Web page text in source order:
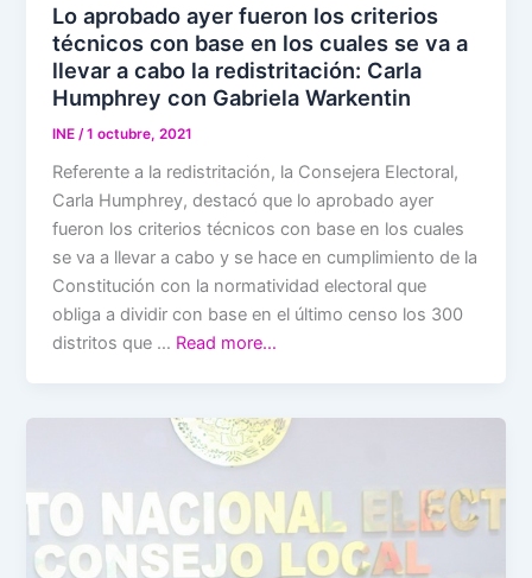
Lo aprobado ayer fueron los criterios
técnicos con base en los cuales se va a
llevar a cabo la redistritación: Carla
Humphrey con Gabriela Warkentin
INE /1 octubre, 2021
Referente a la redistritación, la Consejera Electoral,
Carla Humphrey, destacó que lo aprobado ayer
fueron los criterios técnicos con base en los cuales
se va a llevar a cabo y se hace en cumplimiento de la
Constitución con la normatividad electoral que
obliga a dividir con base en el último censo los 300
distritos que … Read more…